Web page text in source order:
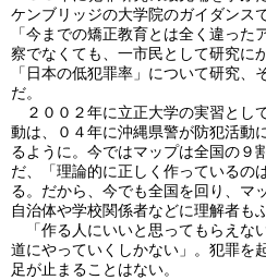
ケンブリッジの大学院のガイダンス
「今までの矯正教育とは全く違っ
察でなくても、一市民として研究に
「日本の低犯罪率」について研究、
だ。
２００２年に立正大学の実習とし
動は、０４年に沖縄県警が防犯活動
るように。今ではマップは全国の９
だ、「理論的に正しく作っているの
る。だから、今でも全国を回り、マ
自治体や学校関係者などに理解者も
「作る人にいいと思ってもらえな
道にやっていくしかない」。犯罪を
足が止まることはない。